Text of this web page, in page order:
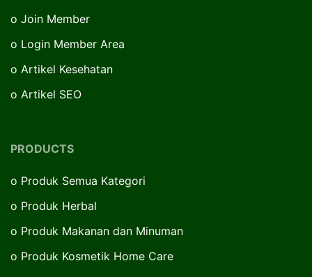
o Join Member
o Login Member Area
o Artikel Kesehatan
o Artikel SEO
PRODUCTS
o Produk Semua Kategori
o Produk Herbal
o Produk Makanan dan Minuman
o Produk Kosmetik Home Care